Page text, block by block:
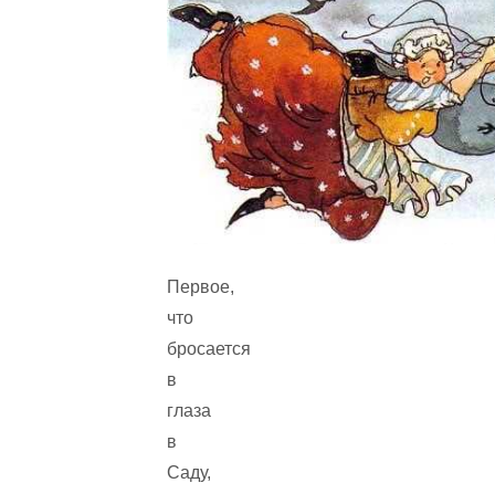
Первое,
что
бросается
в
глаза
в
Саду,